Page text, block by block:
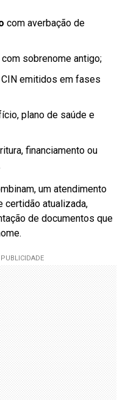
com averbação de
sobrenome antigo;
CIN emitidos em fases
plano de saúde e
financiamento ou
um atendimento
certidão atualizada,
de documentos que